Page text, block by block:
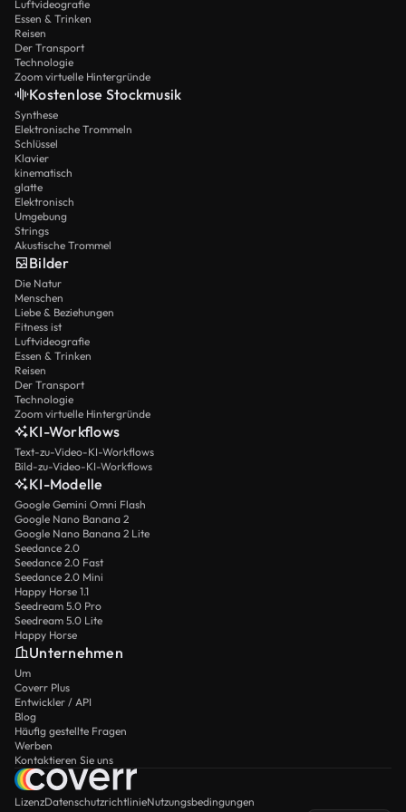
Luftvideografie
Essen & Trinken
Reisen
Der Transport
Technologie
Zoom virtuelle Hintergründe
Kostenlose Stockmusik
Synthese
Elektronische Trommeln
Schlüssel
Klavier
kinematisch
glatte
Elektronisch
Umgebung
Strings
Akustische Trommel
Bilder
Die Natur
Menschen
Liebe & Beziehungen
Fitness ist
Luftvideografie
Essen & Trinken
Reisen
Der Transport
Technologie
Zoom virtuelle Hintergründe
KI-Workflows
Text-zu-Video-KI-Workflows
Bild-zu-Video-KI-Workflows
KI-Modelle
Google Gemini Omni Flash
Google Nano Banana 2
Google Nano Banana 2 Lite
Seedance 2.0
Seedance 2.0 Fast
Seedance 2.0 Mini
Happy Horse 1.1
Seedream 5.0 Pro
Seedream 5.0 Lite
Happy Horse
Unternehmen
Um
Coverr Plus
Entwickler / API
Blog
Häufig gestellte Fragen
Werben
Kontaktieren Sie uns
LizenzDatenschutzrichtlinieNutzungsbedingungen